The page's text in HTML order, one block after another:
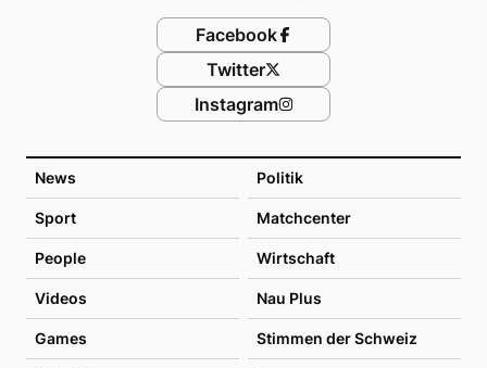
News Politik
Sport Matchcenter
People Wirtschaft
Videos Nau Plus
Games Stimmen der Schweiz
Facebook
Twitter
Instagram